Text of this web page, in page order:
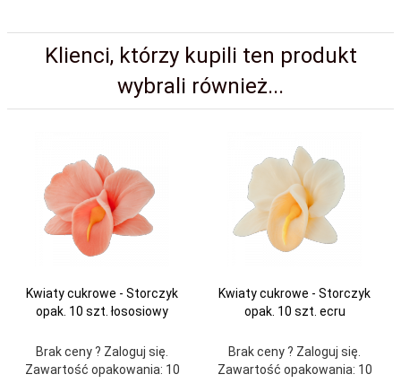
Klienci, którzy kupili ten produkt
wybrali również...
Kwiaty cukrowe - Storczyk
opak. 10 szt. łososiowy
Brak ceny ? Zaloguj się.
Zawartość opakowania: 10
Kwiaty cukrowe - Storczyk
opak. 10 szt. ecru
Brak ceny ? Zaloguj się.
Zawartość opakowania: 10